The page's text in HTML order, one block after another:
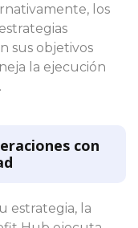
los
sus objetivos
la ejecución
con
estrategia, la